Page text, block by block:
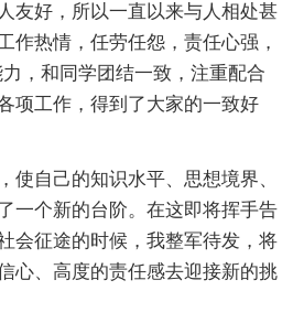
友好，所以一直以来与人相处甚
作热情，任劳任怨，责任心强，
，和同学团结一致，注重配合
项工作，得到了大家的一致好
使自己的知识水平、思想境界、
一个新的台阶。在这即将挥手告
会征途的时候，我整军待发，将
心、高度的责任感去迎接新的挑